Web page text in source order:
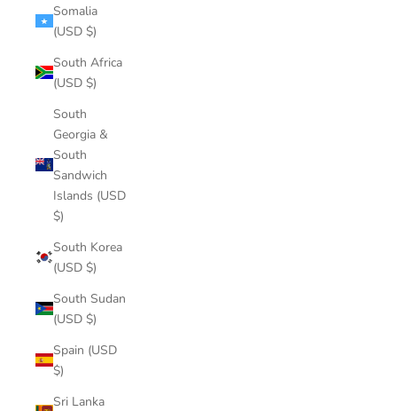
Somalia
(USD $)
South Africa
(USD $)
South
Georgia &
South
Sandwich
Islands (USD
$)
South Korea
(USD $)
South Sudan
(USD $)
Spain (USD
$)
Sri Lanka